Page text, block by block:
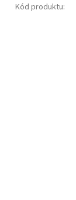
Kód produktu: